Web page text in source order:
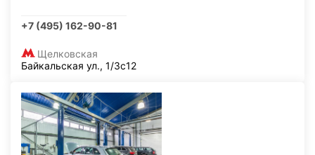
+7 (495) 162-90-81
Щелковская
Байкальская ул., 1/3с12